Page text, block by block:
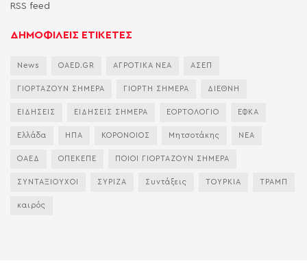
RSS feed
ΔΗΜΟΦΙΛΕΙΣ ΕΤΙΚΕΤΕΣ
News OAED.GR ΑΓΡΟΤΙΚΑ ΝΕΑ ΑΣΕΠ
ΓΙΟΡΤΑΖΟΥΝ ΣΗΜΕΡΑ ΓΙΟΡΤΗ ΣΗΜΕΡΑ ΔΙΕΘΝΗ
ΕΙΔΗΣΕΙΣ ΕΙΔΗΣΕΙΣ ΣΗΜΕΡΑ ΕΟΡΤΟΛΟΓΙΟ ΕΦΚΑ
Ελλάδα ΗΠΑ ΚΟΡΟΝΟΙΟΣ Μητσοτάκης ΝΕΑ
ΟΑΕΔ ΟΠΕΚΕΠΕ ΠΟΙΟΙ ΓΙΟΡΤΑΖΟΥΝ ΣΗΜΕΡΑ
ΣΥΝΤΑΞΙΟΥΧΟΙ ΣΥΡΙΖΑ Συντάξεις ΤΟΥΡΚΙΑ ΤΡΑΜΠ
καιρός